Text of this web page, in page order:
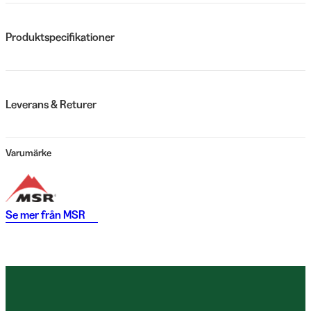
Produktspecifikationer
Leverans & Returer
Varumärke
Se mer från MSR